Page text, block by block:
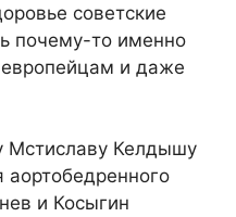
советские
почему-то именно
и даже
Мстиславу Келдышу
аортобедренного
и Косыгин